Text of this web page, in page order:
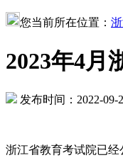
您当前所在位置：
2023年4月
发布时间：2022-09-
浙江省教育考试院已经